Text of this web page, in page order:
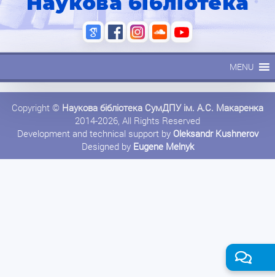
MENU
Copyright © Наукова бібліотека СумДПУ ім. А.С. Макаренка
2014-2026, All Rights Reserved
Development and technical support by Oleksandr Kushnerov
Designed by Eugene Melnyk